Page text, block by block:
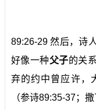
89:26-29 然后，诗
好像一种父子的关
弃的约中曾应许，
（参诗89:35-37；